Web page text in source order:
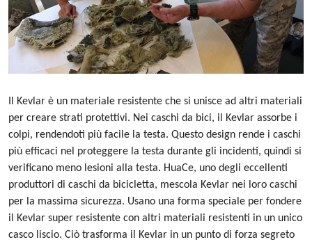
Il Kevlar è un materiale resistente che si unisce ad altri materiali
per creare strati protettivi. Nei caschi da bici, il Kevlar assorbe i
colpi, rendendoti più facile la testa. Questo design rende i caschi
più efficaci nel proteggere la testa durante gli incidenti, quindi si
verificano meno lesioni alla testa. HuaCe, uno degli eccellenti
produttori di caschi da bicicletta, mescola Kevlar nei loro caschi
per la massima sicurezza. Usano una forma speciale per fondere
il Kevlar super resistente con altri materiali resistenti in un unico
casco liscio. Ciò trasforma il Kevlar in un punto di forza segreto